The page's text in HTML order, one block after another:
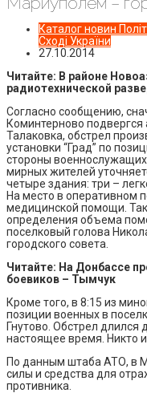
Каталог новин
Сході України
27.10.2014
Читайте: В районе
радиотехнической
Согласно сообщению,
Коминтерново подвергся
Талаковка, обстрел
установки “Град” по
стороны
мирных жителей
четыре здания: три –
На место в оперативном
медицинской помощи.
определения объема
поселковый голова
городского совета.
Читайте: На Донбассе
боевиков – Тымчук
Кроме того, в 8:15 из
позиции военных в
Гнутово. Обстрел длился
настоящее время. Никто
По данным штаба АТО, в
силы и средства для
противника.